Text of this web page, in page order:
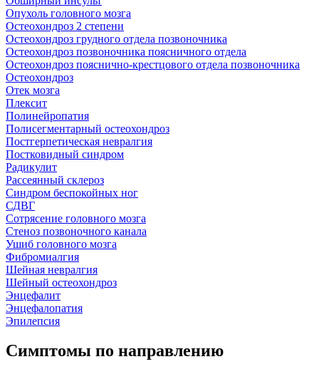
Опухоль головного мозга
Остеохондроз 2 степени
Остеохондроз грудного отдела позвоночника
Остеохондроз позвоночника поясничного отдела
Остеохондроз пояснично-крестцового отдела позвоночника
Остеохондроз
Отек мозга
Плексит
Полинейропатия
Полисегментарный остеохондроз
Постгерпетическая невралгия
Постковидный синдром
Радикулит
Рассеянный склероз
Синдром беспокойных ног
СДВГ
Сотрясение головного мозга
Стеноз позвоночного канала
Ушиб головного мозга
Фибромиалгия
Шейная невралгия
Шейный остеохондроз
Энцефалит
Энцефалопатия
Эпилепсия
Симптомы по направлению